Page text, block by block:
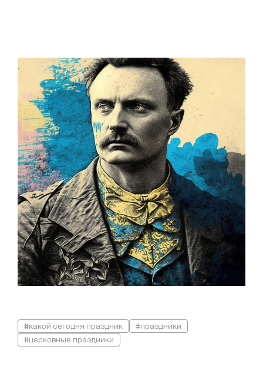
#какой сегодня праздник
#праздники
#церковные праздники